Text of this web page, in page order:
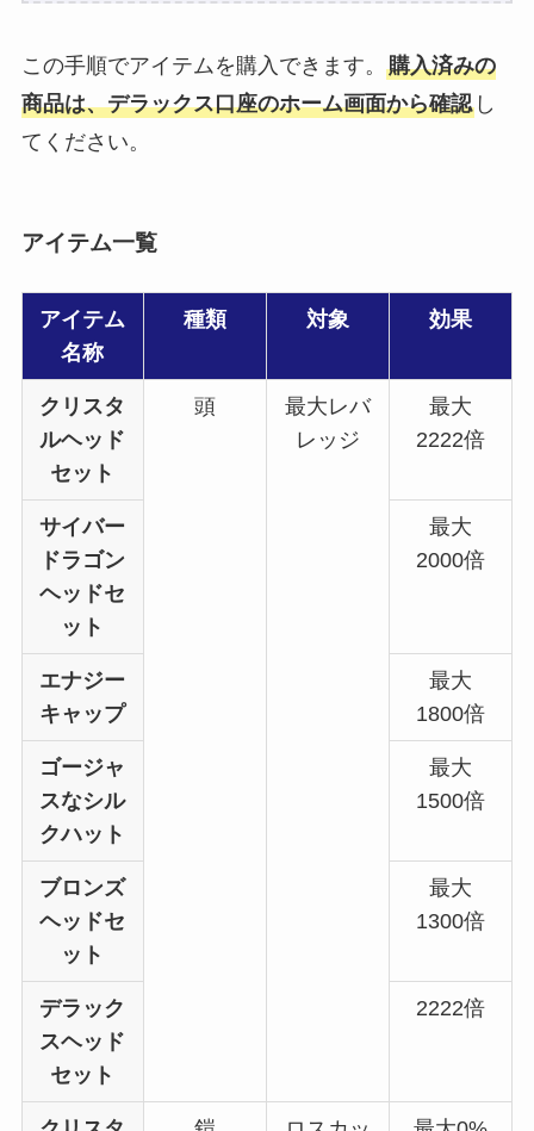
この手順でアイテムを購入できます。 購入済みの
商品は、デラックス口座のホーム画面から確認し
てください。
アイテム一覧
アイテム
名称
種類 対象 効果
クリスタ
ルヘッド
セット
頭
最大レバ
レッジ
最大
2222倍
サイバー
ドラゴン
ヘッドセ
ット
最大
2000倍
エナジー
キャップ
最大
1800倍
ゴージャ
スなシル
クハット
最大
1500倍
ブロンズ
ヘッドセ
ット
最大
1300倍
デラック
スヘッド
セット
2222倍